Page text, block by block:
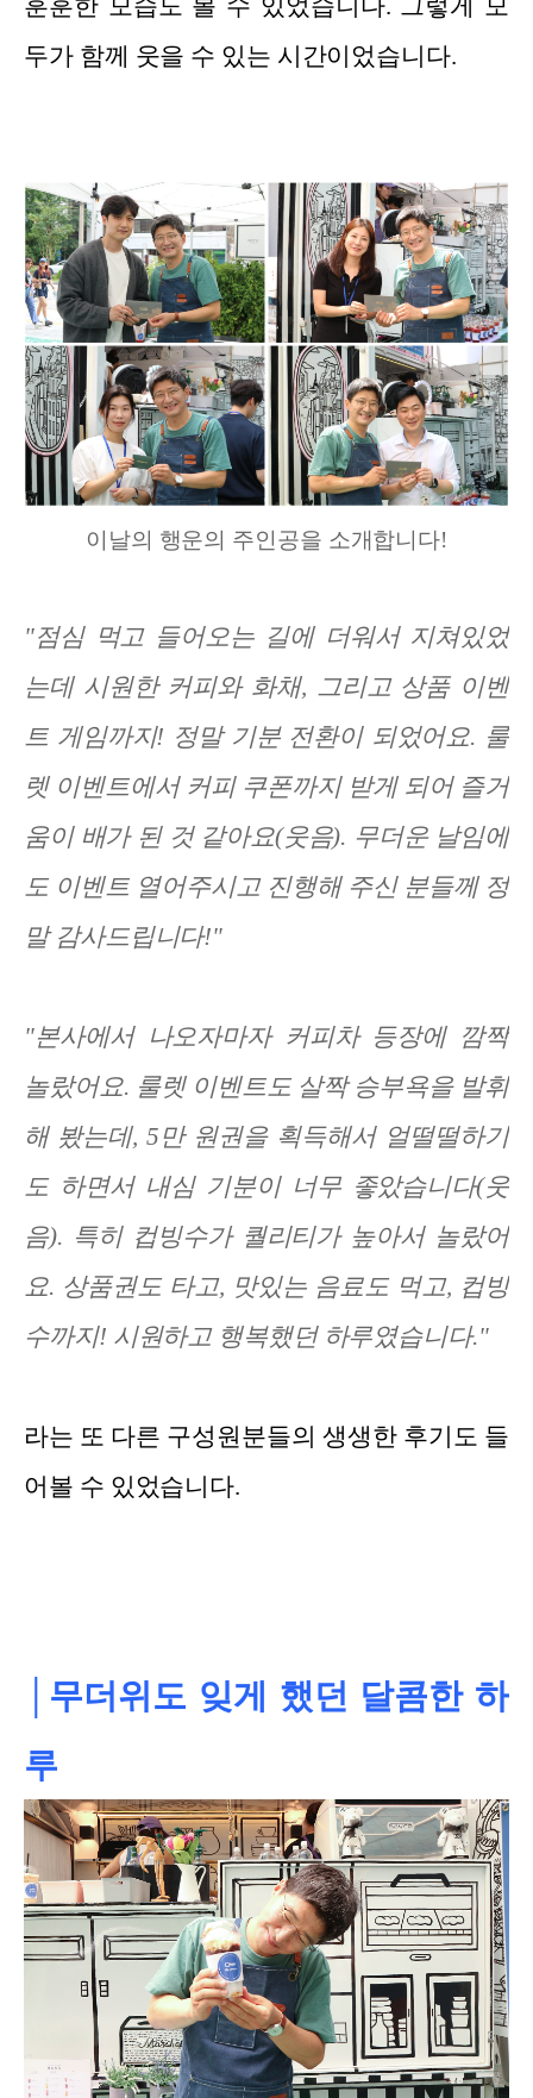
훈훈한 모습도 볼 수 있었습니다. 그렇게 모
두가 함께 웃을 수 있는 시간이었습니다.
이날의 행운의 주인공을 소개합니다!
"점심 먹고 들어오는 길에 더워서 지쳐있었
는데 시원한 커피와 화채, 그리고 상품 이벤
트 게임까지! 정말 기분 전환이 되었어요. 룰
렛 이벤트에서 커피 쿠폰까지 받게 되어 즐거
움이 배가 된 것 같아요(웃음). 무더운 날임에
도 이벤트 열어주시고 진행해 주신 분들께 정
말 감사드립니다!"
"본사에서 나오자마자 커피차 등장에 깜짝
놀랐어요. 룰렛 이벤트도 살짝 승부욕을 발휘
해 봤는데, 5만 원권을 획득해서 얼떨떨하기
도 하면서 내심 기분이 너무 좋았습니다(웃
음). 특히 컵빙수가 퀄리티가 높아서 놀랐어
요. 상품권도 타고, 맛있는 음료도 먹고, 컵빙
수까지! 시원하고 행복했던 하루였습니다."
라는 또 다른 구성원분들의 생생한 후기도 들
어볼 수 있었습니다.
│무더위도 잊게 했던 달콤한 하
루